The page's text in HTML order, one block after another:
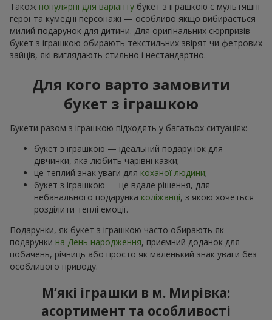
Також популярні для варіанту букет з іграшкою є мультяшні
герої та кумедні персонажі — особливо якщо вибирається
милий подарунок для дитини. Для оригінальних сюрпризів
букет з іграшкою обирають текстильних звірят чи фетрових
зайців, які виглядають стильно і нестандартно.
Для кого варто замовити
букет з іграшкою
Букети разом з іграшкою підходять у багатьох ситуаціях:
букет з іграшкою — ідеальний подарунок для
дівчинки, яка любить чарівні казки;
це теплий знак уваги для коханої людини;
букет з іграшкою — це вдале рішення, для
небанального подарунка коліжанці, з якою хочеться
розділити теплі емоції.
Подарунки, як букет з іграшкою часто обирають як
подарунки на День народження, приємний доданок для
побачень, річниць або просто як маленький знак уваги без
особливого приводу.
М’які іграшки в м. Мирівка:
асортимент та особливості